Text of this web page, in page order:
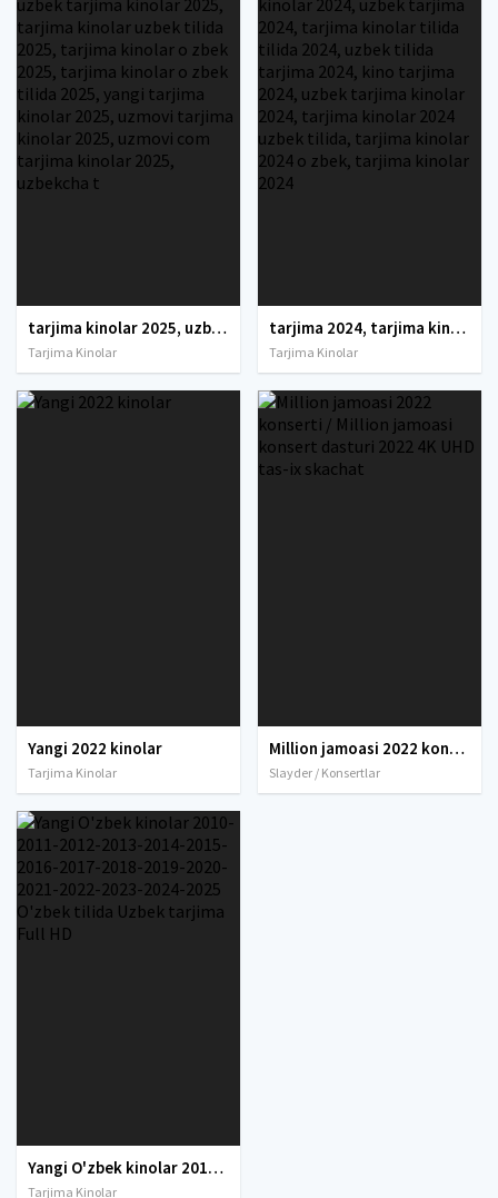
tarjima kinolar 2025, uzbek tarjima kinolar 2025, tarjima kinolar uzbek tilida 2025, tarjima kinolar o zbek 2025, tarjima kinolar o zbek tilida 2025, yangi tarjima kinolar 2025, uzmovi tarjima kinolar 2025, uzmovi com tarjima kinolar 2025, uzbekcha t
Tarjima Kinolar
tarjima 2024, tarjima kinolar 2024, uzbek tarjima 2024, tarjima kinolar tilida tilida 2024, uzbek tilida tarjima 2024, kino tarjima 2024, uzbek tarjima kinolar 2024, tarjima kinolar 2024 uzbek tilida, tarjima kinolar 2024 o zbek, tarjima kinolar 2024
Tarjima Kinolar
Yangi 2022 kinolar
Tarjima Kinolar
Million jamoasi 2022 konserti / Million jamoasi konsert dasturi 2022 4K UHD tas-ix skachat
Slayder / Konsertlar
Yangi O'zbek kinolar 2010-2011-2012-2013-2014-2015-2016-2017-2018-2019-2020-2021-2022-2023-2024-2025 O'zbek tilida Uzbek tarjima Full HD
Tarjima Kinolar